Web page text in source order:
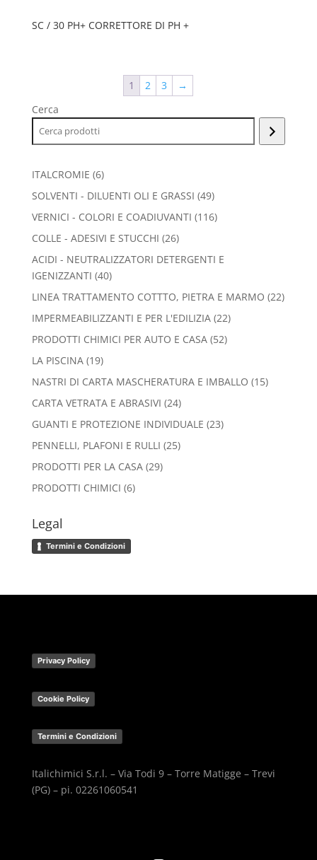
SC / 30 PH+ CORRETTORE DI PH +
1 2 3
→
Cerca
ITALCROMIE 66
prodotti
SOLVENTI - DILUENTI OLI E GRASSI 4949
prodotti
VERNICI - COLORI E COADIUVANTI 116116
COLLE - ADESIVI E STUCCHI 2626
prodotti
ACIDI - NEUTRALIZZATORI DETERGENTI E
IGENIZZANTI 4040
prodotti
LINEA TRATTAMENTO COTTTO, PIETRA E MARMO 2222
IMPERMEABILIZZANTI E PER L'EDILIZIA 2222
PRODOTTI CHIMICI PER AUTO E CASA 5252
LA PISCINA 1919
prodotti
NASTRI DI CARTA MASCHERATURA E IMBALLO 1515
CARTA VETRATA E ABRASIVI 2424
prodotti
GUANTI E PROTEZIONE INDIVIDUALE 2323
PENNELLI, PLAFONI E RULLI 2525
PRODOTTI PER LA CASA 2929
PRODOTTI CHIMICI 66
Legal
Termini e Condizioni
Privacy Policy
Cookie Policy
Termini e Condizioni
Italichimici S.r.l. – Via Todi 9 – Torre Matigge – Trevi
(PG) – pi. 02261060541